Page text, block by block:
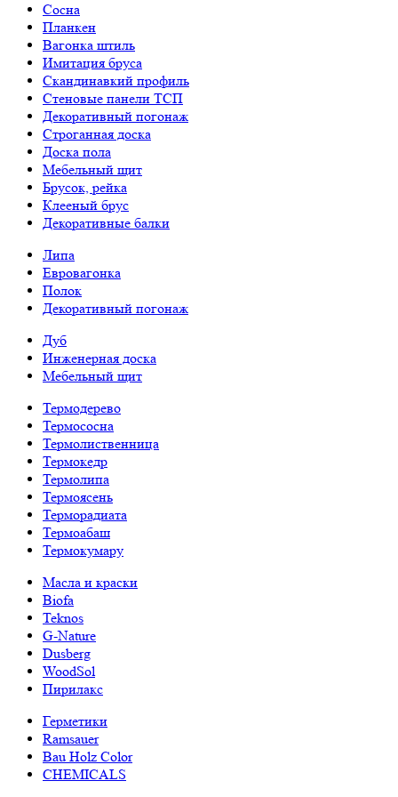
Сосна
Планкен
Вагонка штиль
Имитация бруса
Скандинавкий профиль
Стеновые панели ТСП
Декоративный погонаж
Строганная доска
Доска пола
Мебельный щит
Брусок, рейка
Клееный брус
Декоративные балки
Липа
Евровагонка
Полок
Декоративный погонаж
Дуб
Инженерная доска
Мебельный щит
Термодерево
Термососна
Термолиственница
Термокедр
Термолипа
Термоясень
Терморадиата
Термоабаш
Термокумару
Масла и краски
Biofa
Teknos
G-Nature
Dusberg
WoodSol
Пирилакс
Герметики
Ramsauer
Bau Holz Color
CHEMICALS